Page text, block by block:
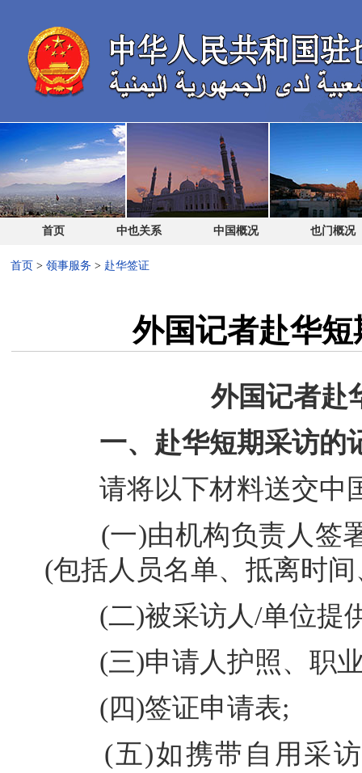
首页 中也关系 中国概况 也门概况
首页 >领事服务 > 赴华签证
外国记者赴华
外国记者赴
一、赴华短期采访的
请将以下材料送交中
(一)由机构负责人签署
(包括人员名单、抵离时
(二)被采访人/单位提
(三)申请人护照、职业
(四)签证申请表;
(五)如携带自用采访